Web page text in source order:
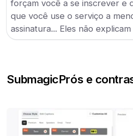
forçam você a se inscrever e
que você use o serviço a
assinatura... Eles não
SubmagicPrós e